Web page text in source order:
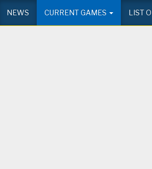
NEWS CURRENT GAMES LIST